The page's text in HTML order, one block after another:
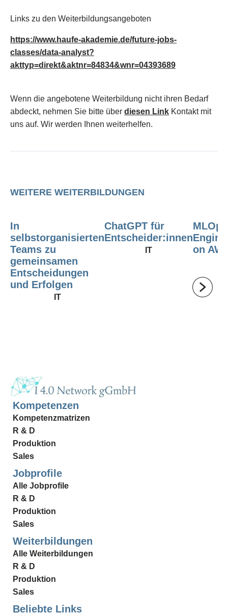
Links zu den Weiterbildungsangeboten
https://www.haufe-akademie.de/future-jobs-
classes/data-analyst?
akttyp=direkt&aktnr=84834&wnr=04393689
Wenn die angebotene Weiterbildung nicht ihren Bedarf
abdeckt, nehmen Sie bitte über diesen Link Kontakt mit
uns auf. Wir werden Ihnen weiterhelfen.
WEITERE WEITERBILDUNGEN
In
selbstorganisierten
Teams zu
gemeinsamen
Entscheidungen
und Erfolgen
IT
ChatGPT für
Entscheider:innen
IT
MLOps
on
Kompetenzen
Kompetenzmatrizen
R & D
Produktion
Sales
Jobprofile
Alle Jobprofile
R & D
Produktion
Sales
Weiterbildungen
Alle Weiterbildungen
R & D
Produktion
Sales
Beliebte Links